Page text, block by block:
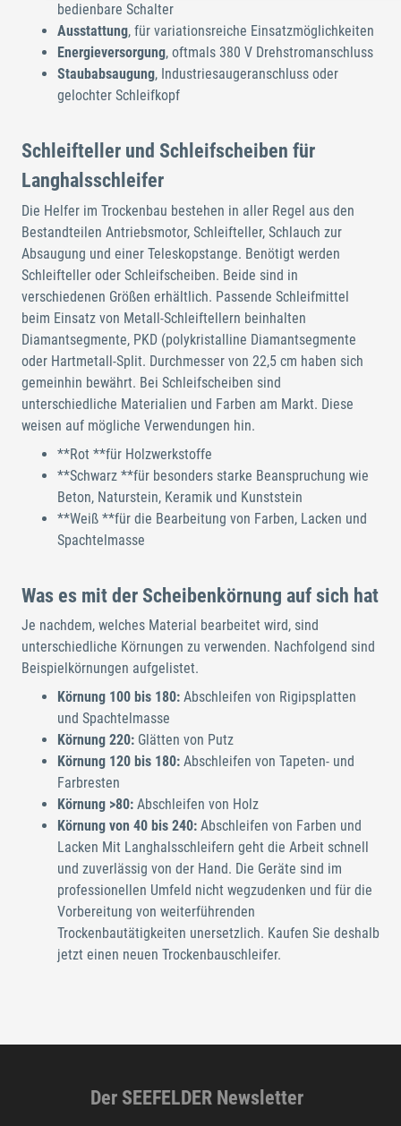
bedienbare Schalter
Ausstattung, für variationsreiche Einsatzmöglichkeiten
Energieversorgung, oftmals 380 V Drehstromanschluss
Staubabsaugung, Industriesaugeranschluss oder
gelochter Schleifkopf
Schleifteller und Schleifscheiben für
Langhalsschleifer
Die Helfer im Trockenbau bestehen in aller Regel aus den
Bestandteilen Antriebsmotor, Schleifteller, Schlauch zur
Absaugung und einer Teleskopstange. Benötigt werden
Schleifteller oder Schleifscheiben. Beide sind in
verschiedenen Größen erhältlich. Passende Schleifmittel
beim Einsatz von Metall-Schleiftellern beinhalten
Diamantsegmente, PKD (polykristalline Diamantsegmente
oder Hartmetall-Split. Durchmesser von 22,5 cm haben sich
gemeinhin bewährt. Bei Schleifscheiben sind
unterschiedliche Materialien und Farben am Markt. Diese
weisen auf mögliche Verwendungen hin.
**Rot **für Holzwerkstoffe
**Schwarz **für besonders starke Beanspruchung wie
Beton, Naturstein, Keramik und Kunststein
**Weiß **für die Bearbeitung von Farben, Lacken und
Spachtelmasse
Was es mit der Scheibenkörnung auf sich hat
Je nachdem, welches Material bearbeitet wird, sind
unterschiedliche Körnungen zu verwenden. Nachfolgend sind
Beispielkörnungen aufgelistet.
Körnung 100 bis 180: Abschleifen von Rigipsplatten
und Spachtelmasse
Körnung 220: Glätten von Putz
Körnung 120 bis 180: Abschleifen von Tapeten- und
Farbresten
Körnung >80: Abschleifen von Holz
Körnung von 40 bis 240: Abschleifen von Farben und
Lacken Mit Langhalsschleifern geht die Arbeit schnell
und zuverlässig von der Hand. Die Geräte sind im
professionellen Umfeld nicht wegzudenken und für die
Vorbereitung von weiterführenden
Trockenbautätigkeiten unersetzlich. Kaufen Sie deshalb
jetzt einen neuen Trockenbauschleifer.
Der SEEFELDER Newsletter